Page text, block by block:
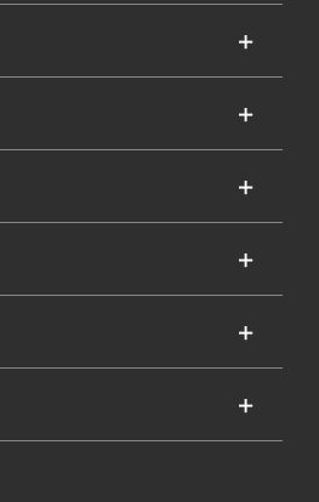
＋
＋
＋
＋
＋
＋